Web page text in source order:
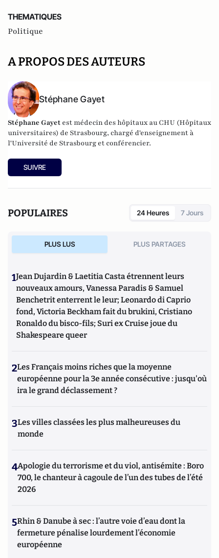
THEMATIQUES
Politique
A PROPOS DES AUTEURS
Stéphane Gayet
Stéphane Gayet est médecin des hôpitaux au CHU (Hôpitaux
universitaires) de Strasbourg, chargé d'enseignement à
l'Université de Strasbourg et conférencier.
SUIVRE
POPULAIRES 24 Heures 7 Jours
PLUS LUS PLUS PARTAGES
1Jean Dujardin & Laetitia Casta étrennent leurs
nouveaux amours, Vanessa Paradis & Samuel
Benchetrit enterrent le leur; Leonardo di Caprio
fond, Victoria Beckham fait du brukini, Cristiano
Ronaldo du bisco-fils; Suri ex Cruise joue du
Shakespeare queer
2Les Français moins riches que la moyenne
européenne pour la 3e année consécutive : jusqu'où
ira le grand déclassement ?
3Les villes classées les plus malheureuses du
monde
4Apologie du terrorisme et du viol, antisémite : Boro
700, le chanteur à cagoule de l’un des tubes de l’été
2026
5Rhin & Danube à sec : l’autre voie d’eau dont la
fermeture pénalise lourdement l’économie
européenne